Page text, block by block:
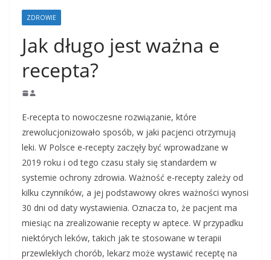
ZDROWIE
Jak długo jest ważna e
recepta?
E-recepta to nowoczesne rozwiązanie, które
zrewolucjonizowało sposób, w jaki pacjenci otrzymują
leki. W Polsce e-recepty zaczęły być wprowadzane w
2019 roku i od tego czasu stały się standardem w
systemie ochrony zdrowia. Ważność e-recepty zależy od
kilku czynników, a jej podstawowy okres ważności wynosi
30 dni od daty wystawienia. Oznacza to, że pacjent ma
miesiąc na zrealizowanie recepty w aptece. W przypadku
niektórych leków, takich jak te stosowane w terapii
przewlekłych chorób, lekarz może wystawić receptę na